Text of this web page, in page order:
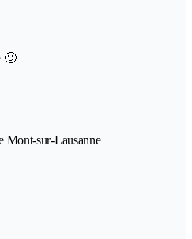
🙂
Mont-sur-Lausanne